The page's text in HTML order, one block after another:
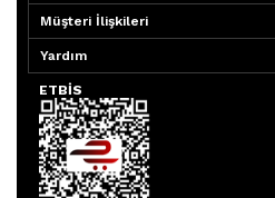
Müşteri İlişkileri
Yardım
ETBİS